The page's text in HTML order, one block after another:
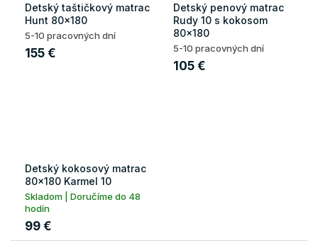
Detský taštičkový matrac
Hunt 80x180
5-10 pracovných dní
155 €
Detský penový matrac
Rudy 10 s kokosom
80x180
5-10 pracovných dní
105 €
Detský kokosový matrac
80x180 Karmel 10
Skladom | Doručíme do 48
hodín
99 €